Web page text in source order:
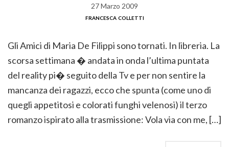
27 Marzo 2009
francesca colletti
Gli Amici di Maria De Filippi sono tornati. In libreria. La
scorsa settimana � andata in onda l’ultima puntata
del reality pi� seguito della Tv e per non sentire la
mancanza dei ragazzi, ecco che spunta (come uno di
quegli appetitosi e colorati funghi velenosi) il terzo
romanzo ispirato alla trasmissione: Vola via con me, […]